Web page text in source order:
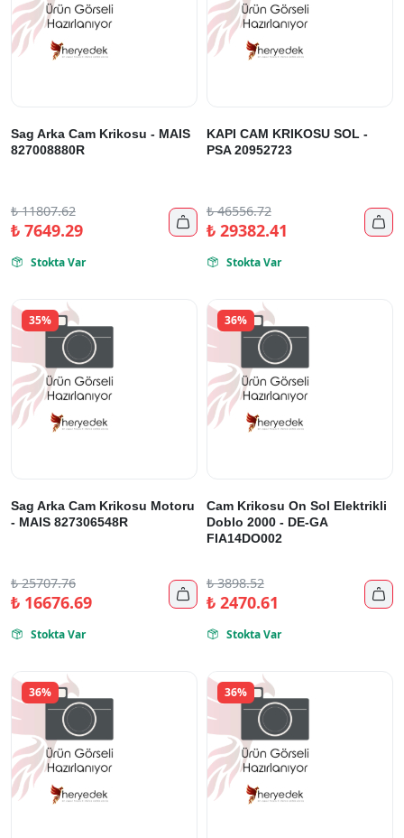
Sag Arka Cam Krikosu - MAIS
827008880R
₺11807.62
₺7649.29 
 Stokta Var
KAPI CAM KRIKOSU SOL -
PSA 20952723
₺46556.72
₺29382.41 
 Stokta Var
35%
Sag Arka Cam Krikosu Motoru
- MAIS 827306548R
₺25707.76
₺16676.69 
 Stokta Var
36%
Cam Krikosu On Sol Elektrikli
Doblo 2000 - DE-GA
FIA14DO002
₺3898.52
₺2470.61 
 Stokta Var
36% 36%